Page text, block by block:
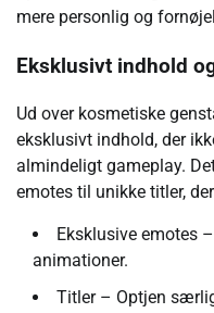
mere personlig og
Eksklusivt indhold
Ud over kosmetiske
eksklusivt indhold, der
almindeligt gameplay.
emotes til unikke titler,
Eksklusive emotes
animationer.
Titler – Optjen